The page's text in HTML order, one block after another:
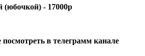
- 17000р
в телеграмм канале